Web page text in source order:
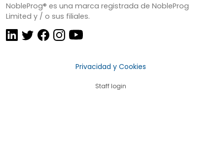
NobleProg® es una marca registrada de NobleProg
Limited y / o sus filiales.
Privacidad y Cookies
Staff login